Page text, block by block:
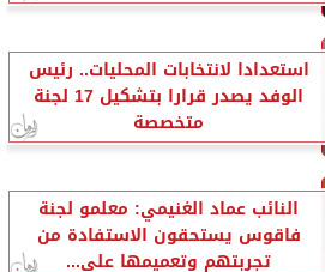
استعدادا لانتخابات المحليات.. رئيس
الوفد يصدر قرارا بتشكيل 17 لجنة
متخصصة
النائب عماد الغنيمي: معلمو لجنة
فاقوس يستحقون الاستفادة من
تجربتهم وتعميمها على...